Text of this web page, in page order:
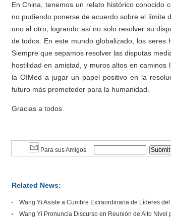
En China, tenemos un relato histórico conocido
no pudiendo ponerse de acuerdo sobre el límite
uno al otro, logrando así no solo resolver su
de todos. En este mundo globalizado, los seres
Siempre que sepamos resolver las disputas
hostilidad en amistad, y muros altos en
la OIMed a jugar un papel positivo en la
futuro más prometedor para la humanidad.
Gracias a todos.
Para sus Amigos
Related News:
Wang Yi Asiste a Cumbre Extraordinaria de Líderes
Wang Yi Pronuncia Discurso en Reunión de Alto